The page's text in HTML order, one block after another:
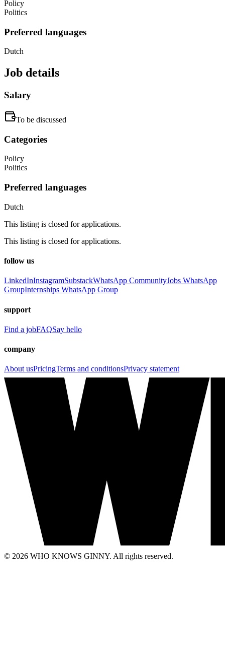
Policy
Politics
Preferred languages
Dutch
Job details
Salary
To be discussed
Categories
Policy
Politics
Preferred languages
Dutch
This listing is closed for applications.
This listing is closed for applications.
follow us
LinkedInInstagramSubstackWhatsApp CommunityJobs WhatsApp
GroupInternships WhatsApp Group
support
Find a jobFAQSay hello
company
About usPricingTerms and conditionsPrivacy statement
© 2026 WHO KNOWS GINNY. All rights reserved.